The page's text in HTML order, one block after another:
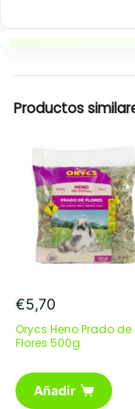
Productos
€5,70
Orycs Heno Prado de
Flores 500g
Añadir